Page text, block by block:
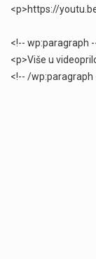
<p>https://
<!-- wp:paragraph
<p>Više u
<!-- /wp:paragraph